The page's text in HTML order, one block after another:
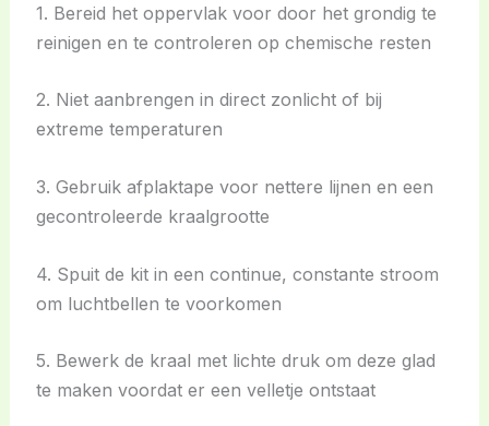
1. Bereid het oppervlak voor door het grondig te
reinigen en te controleren op chemische resten
2. Niet aanbrengen in direct zonlicht of bij
extreme temperaturen
3. Gebruik afplaktape voor nettere lijnen en een
gecontroleerde kraalgrootte
4. Spuit de kit in een continue, constante stroom
om luchtbellen te voorkomen
5. Bewerk de kraal met lichte druk om deze glad
te maken voordat er een velletje ontstaat